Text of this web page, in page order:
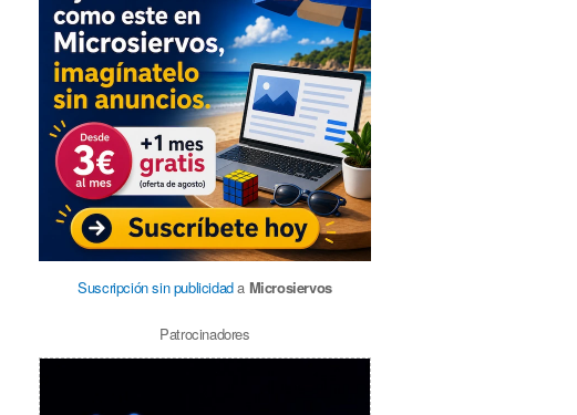
Suscripción sin publicidada Microsiervos
Patrocinadores